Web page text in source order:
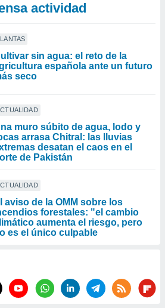
actividad
sin agua: el reto de la
española ante un futuro
seco
muro súbito de agua, lodo y
arrasa Chitral: las lluvias
desatan el caos en el
de Pakistán
aviso de la OMM sobre los
forestales: "el cambio
aumenta el riesgo, pero
es el único culpable